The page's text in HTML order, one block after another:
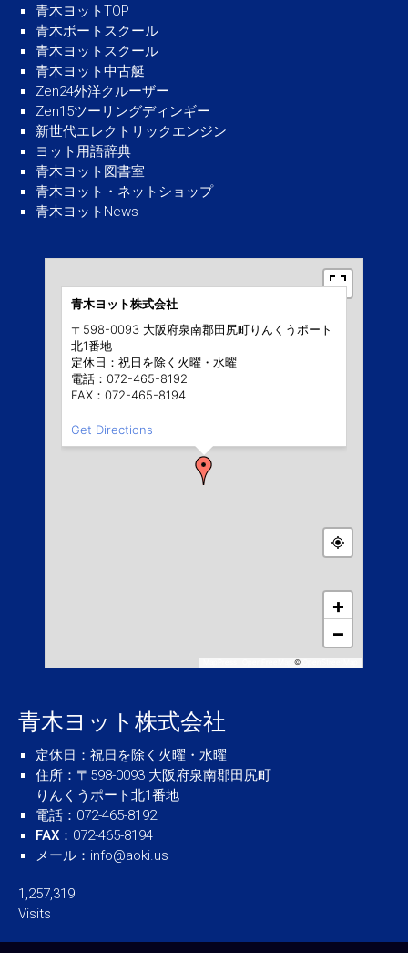
青木ヨットTOP
青木ボートスクール
青木ヨットスクール
青木ヨット中古艇
Zen24外洋クルーザー
Zen15ツーリングディンギー
新世代エレクトリックエンジン
ヨット用語辞典
青木ヨット図書室
青木ヨット・ネットショップ
青木ヨットNews
+
−
©
青木ヨット株式会社
〒598-0093 大阪府泉南郡田尻町りんくうポート
北1番地
定休日：祝日を除く火曜・水曜
電話：072-465-8192
FAX：072-465-8194
Get Directions
青木ヨット株式会社
定休日 ：祝日を除く火曜・水曜
住所 ：〒598-0093 大阪府泉南郡田尻町
りんくうポート北1番地
電話 ：072-465-8192
FAX ：072-465-8194
メール ： info@aoki.us
1,257,319
Visits